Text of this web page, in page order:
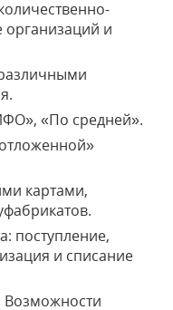
организаций и
«По средней».
картами,
поступление,
и списание
Возможности